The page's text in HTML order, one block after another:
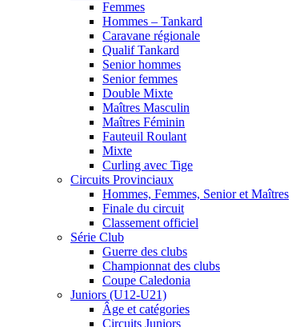
Femmes
Hommes – Tankard
Caravane régionale
Qualif Tankard
Senior hommes
Senior femmes
Double Mixte
Maîtres Masculin
Maîtres Féminin
Fauteuil Roulant
Mixte
Curling avec Tige
Circuits Provinciaux
Hommes, Femmes, Senior et Maîtres
Finale du circuit
Classement officiel
Série Club
Guerre des clubs
Championnat des clubs
Coupe Caledonia
Juniors (U12-U21)
Âge et catégories
Circuits Juniors